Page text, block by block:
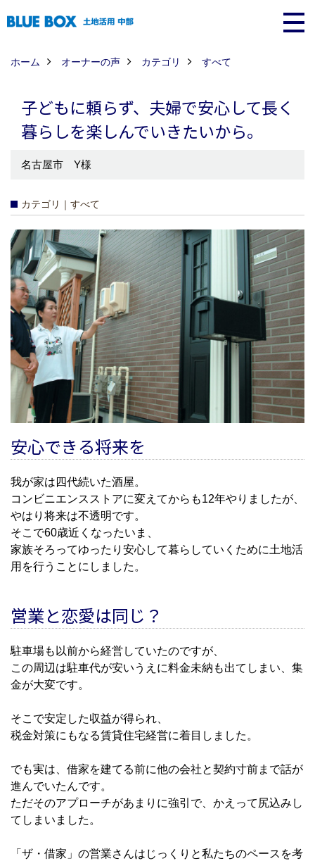
ホーム オーナーの声 カテゴリ すべて
子どもに頼らず、夫婦で安心して長く
暮らしを楽しんでいきたいから。
名古屋市 Y様
カテゴリ｜すべて
安心できる将来を
我が家は四代続いた酒屋。
コンビニエンスストアに変えてからも12年やりましたが、
やはり将来は不透明です。
そこで60歳近くなったいま、
家族そろってゆったり安心して暮らしていくために土地活
用を行うことにしました。
営業と恋愛は同じ？
駐車場も以前から経営していたのですが、
この周辺は駐車代が安いうえに料金未納も出てしまい、集
金が大変です。
そこで安定した収益が得られ、
税金対策にもなる賃貸住宅経営に着目しました。
でも実は、借家を建てる前に他の会社と契約寸前まで話が
進んでいたんです。
ただそのアプローチがあまりに強引で、かえって尻込みし
てしまいました。
「ザ・借家」の営業さんはじっくりと私たちのペースを考